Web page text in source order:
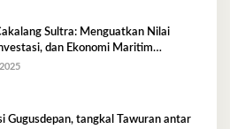
Sultra: Menguatkan Nilai
dan Ekonomi Maritim
Gugusdepan, tangkal Tawuran antar